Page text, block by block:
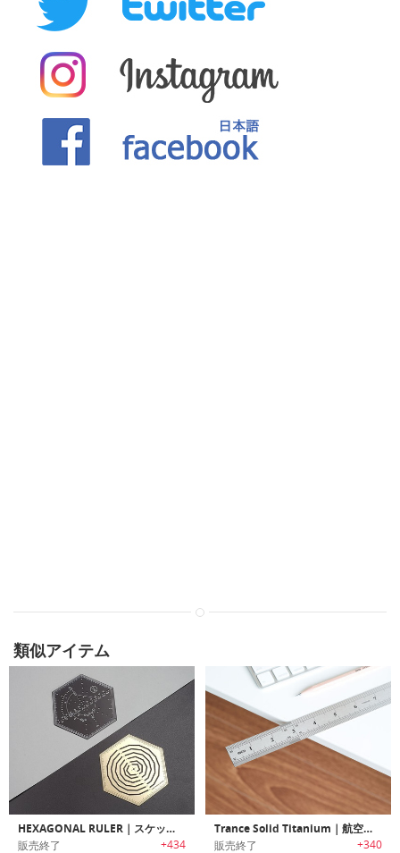
類似アイテム
HEXAGONAL RULER｜スケッチに便利な六角形ルーラー「ヘキサゴナルルーラー」
販売終了 +434
Trance Solid Titanium｜航空宇宙グレードチタン製ルーラー「トランスソリッドチタニウム」
販売終了 +340